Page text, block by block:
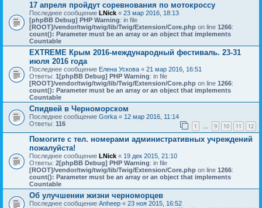
17 апреля пройдут соревнования по мотокроссу
Последнее сообщение LNick « 23 мар 2016, 18:13
[phpBB Debug] PHP Warning: in file
[ROOT]/vendor/twig/twig/lib/Twig/Extension/Core.php on line 1266:
count(): Parameter must be an array or an object that implements
Countable
EXTREME Крым 2016-международный фестиваль. 23-31
июля 2016 года
Последнее сообщение Елена Ускова « 21 мар 2016, 16:51
Ответы: 1[phpBB Debug] PHP Warning: in file
[ROOT]/vendor/twig/twig/lib/Twig/Extension/Core.php on line 1266:
count(): Parameter must be an array or an object that implements
Countable
Спидвей в Черноморском
Последнее сообщение Gorka « 12 мар 2016, 11:14
Ответы: 116 1 … 9 10 11 12
Помогите с тел. номерами административных учреждений
пожалуйста!
Последнее сообщение LNick « 19 дек 2015, 21:10
Ответы: 2[phpBB Debug] PHP Warning: in file
[ROOT]/vendor/twig/twig/lib/Twig/Extension/Core.php on line 1266:
count(): Parameter must be an array or an object that implements
Countable
Об улучшении жизни черноморцев
Последнее сообщение Anheep « 23 ноя 2015, 16:52